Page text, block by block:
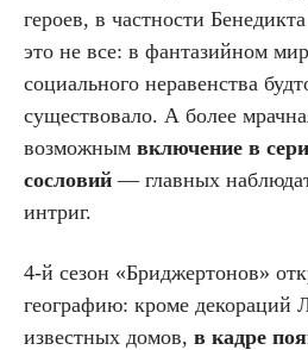
героев, в частности
это не все: в фантазийном
социального неравенства
существовало. А более
возможным включение в
сословий — главных
интриг.
4-й сезон «Бриджертонов»
географию: кроме декораций
известных домов, в кадре